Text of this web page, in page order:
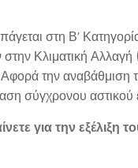
στη Β’
Κλιματική
την
σύγχρονου
για την εξέλιξη